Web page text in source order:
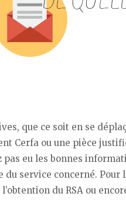
que ce soit en se
Cerfa ou une pièce
eu les bonnes
du service concerné.
du RSA ou